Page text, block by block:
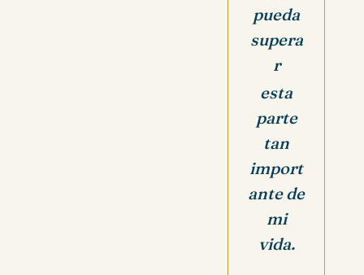
pueda
supera
r
esta
parte
tan
import
ante de
mi
vida.